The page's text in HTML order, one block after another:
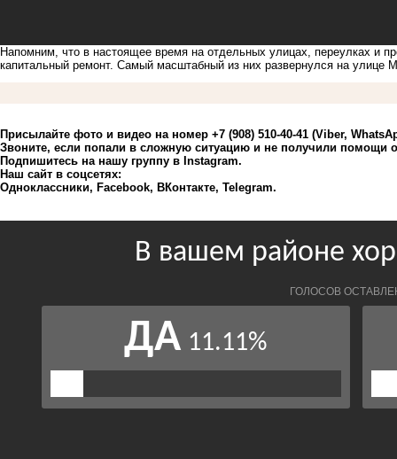
Напомним, что в настоящее время на отдельных улицах, переулках и
капитальный ремонт. Самый масштабный из них развернулся на улице
Присылайте фото и видео на номер +7 (908) 510-40-41 (Viber,
Звоните, если попали в сложную ситуацию и не получили помощи
Подпишитесь на нашу группу в Instagram.
Наш сайт в соцсетях:
Одноклассники, Facebook, ВКонтакте, Telegram.